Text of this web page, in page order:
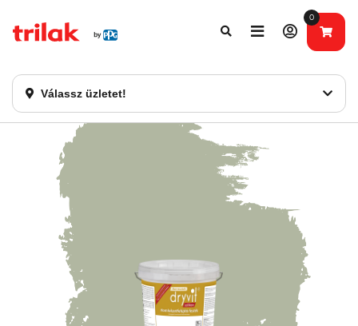
Válassz üzletet!
0
Fontos tájékoztatás!